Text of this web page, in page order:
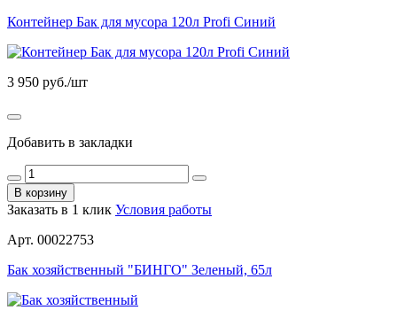
Контейнер Бак для мусора 120л Profi Синий
3 950 руб./шт
Добавить в закладки
В корзину
Заказать в 1 клик Условия работы
Арт. 00022753
Бак хозяйственный "БИНГО" Зеленый, 65л